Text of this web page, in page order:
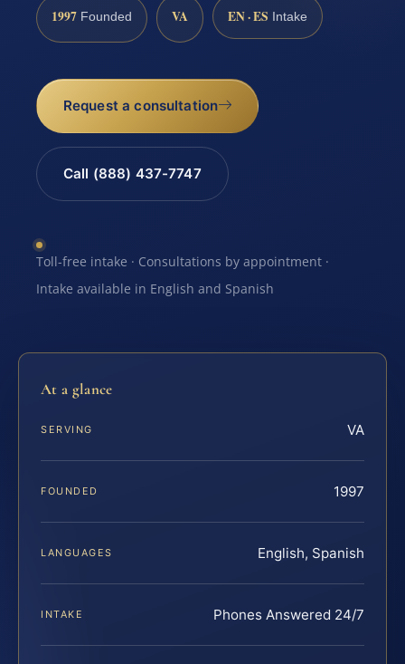
1997 Founded VA EN · ES Intake
Request a consultation
Call (888) 437-7747
Toll-free intake · Consultations by appointment ·
Intake available in English and Spanish
At a glance
SERVING VA
FOUNDED 1997
LANGUAGES English, Spanish
INTAKE Phones Answered 24/7